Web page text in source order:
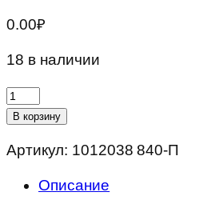
0.00₽
18 в наличии
Количество
товара
масляного
ЯМЗ-236,238
В корзину
Артикул: 1012038 840-П
Описание